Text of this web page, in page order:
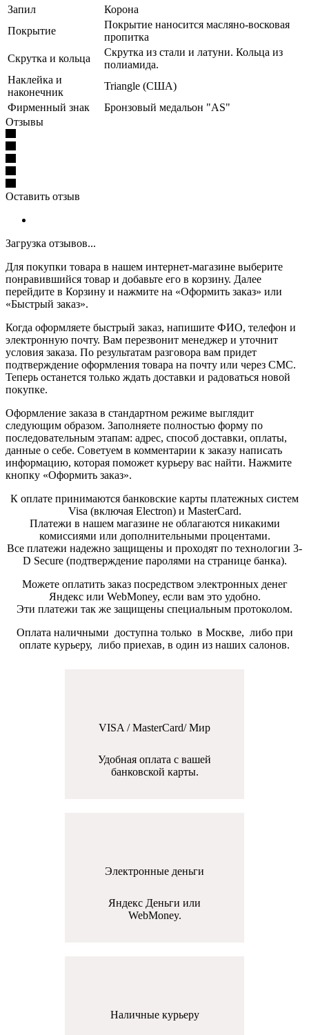
Запил
Корона
Покрытие
Покрытие наносится масляно-восковая
пропитка
Скрутка и кольца
Скрутка из стали и латуни. Кольца из
полиамида.
Наклейка и
наконечник
Triangle (США)
Фирменный знак
Бронзовый медальон "AS"
Отзывы
Оставить отзыв
Загрузка отзывов...
Для покупки товара в нашем интернет-магазине выберите
понравившийся товар и добавьте его в корзину. Далее
перейдите в Корзину и нажмите на «Оформить заказ» или
«Быстрый заказ».
Когда оформляете быстрый заказ, напишите ФИО, телефон и
электронную почту. Вам перезвонит менеджер и уточнит
условия заказа. По результатам разговора вам придет
подтверждение оформления товара на почту или через СМС.
Теперь останется только ждать доставки и радоваться новой
покупке.
Оформление заказа в стандартном режиме выглядит
следующим образом. Заполняете полностью форму по
последовательным этапам: адрес, способ доставки, оплаты,
данные о себе. Советуем в комментарии к заказу написать
информацию, которая поможет курьеру вас найти. Нажмите
кнопку «Оформить заказ».
К оплате принимаются банковские карты платежных систем
Visa (включая Electron) и MasterCard.
Платежи в нашем магазине не облагаются никакими
комиссиями или дополнительными процентами.
Все платежи надежно защищены и проходят по технологии 3-
D Secure (подтверждение паролями на странице банка).
Можете оплатить заказ посредством электронных денег
Яндекс или WebMoney, если вам это удобно.
Эти платежи так же защищены специальным протоколом.
Оплата наличными доступна только в Москве, либо при
оплате курьеру, либо приехав, в один из наших салонов.
VISA / MasterCard/ Мир
Удобная оплата с вашей
банковской карты.
Электронные деньги
Яндекс Деньги или
WebMoney.
Наличные курьеру